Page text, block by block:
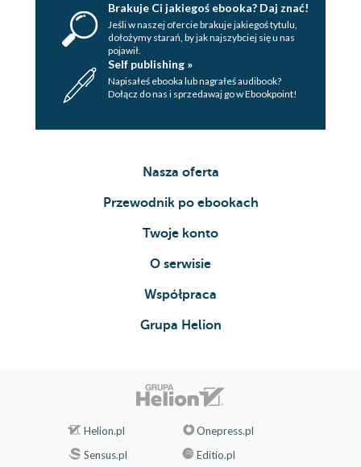
Brakuje Ci jakiegoś ebooka? Daj znać!
Jeśli w naszej ofercie brakuje jakiegoś tytulu,
dołożymy starań, by jak najszybciej się u nas
pojawił.
Self publishing »
Napisałeś ebooka lub nagrałeś audibook?
Dołącz do nas i sprzedawaj go w Ebookpoint!
Nasza oferta
Przewodnik po ebookach
Twoje konto
O serwisie
Współpraca
Grupa Helion
Helion.pl
Onepress.pl
Sensus.pl
Editio.pl